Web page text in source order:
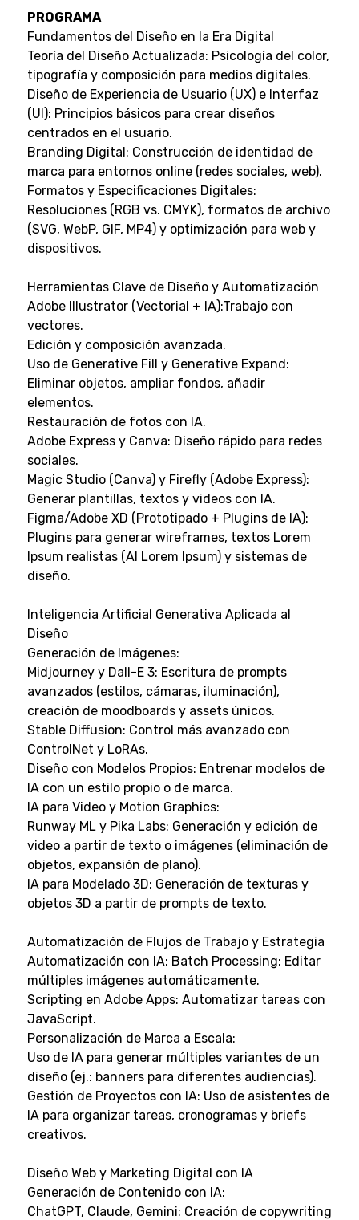
PROGRAMA
Fundamentos del Diseño en la Era Digital
Teoría del Diseño Actualizada: Psicología del color,
tipografía y composición para medios digitales.
Diseño de Experiencia de Usuario (UX) e Interfaz
(UI): Principios básicos para crear diseños
centrados en el usuario.
Branding Digital: Construcción de identidad de
marca para entornos online (redes sociales, web).
Formatos y Especificaciones Digitales:
Resoluciones (RGB vs. CMYK), formatos de archivo
(SVG, WebP, GIF, MP4) y optimización para web y
dispositivos.
Herramientas Clave de Diseño y Automatización
Adobe Illustrator (Vectorial + IA):Trabajo con
vectores.
Edición y composición avanzada.
Uso de Generative Fill y Generative Expand:
Eliminar objetos, ampliar fondos, añadir
elementos.
Restauración de fotos con IA.
Adobe Express y Canva: Diseño rápido para redes
sociales.
Magic Studio (Canva) y Firefly (Adobe Express):
Generar plantillas, textos y videos con IA.
Figma/Adobe XD (Prototipado + Plugins de IA):
Plugins para generar wireframes, textos Lorem
Ipsum realistas (AI Lorem Ipsum) y sistemas de
diseño.
Inteligencia Artificial Generativa Aplicada al
Diseño
Generación de Imágenes:
Midjourney y Dall-E 3: Escritura de prompts
avanzados (estilos, cámaras, iluminación),
creación de moodboards y assets únicos.
Stable Diffusion: Control más avanzado con
ControlNet y LoRAs.
Diseño con Modelos Propios: Entrenar modelos de
IA con un estilo propio o de marca.
IA para Video y Motion Graphics:
Runway ML y Pika Labs: Generación y edición de
video a partir de texto o imágenes (eliminación de
objetos, expansión de plano).
IA para Modelado 3D: Generación de texturas y
objetos 3D a partir de prompts de texto.
Automatización de Flujos de Trabajo y Estrategia
Automatización con IA: Batch Processing: Editar
múltiples imágenes automáticamente.
Scripting en Adobe Apps: Automatizar tareas con
JavaScript.
Personalización de Marca a Escala:
Uso de IA para generar múltiples variantes de un
diseño (ej.: banners para diferentes audiencias).
Gestión de Proyectos con IA: Uso de asistentes de
IA para organizar tareas, cronogramas y briefs
creativos.
Diseño Web y Marketing Digital con IA
Generación de Contenido con IA:
ChatGPT, Claude, Gemini: Creación de copywriting